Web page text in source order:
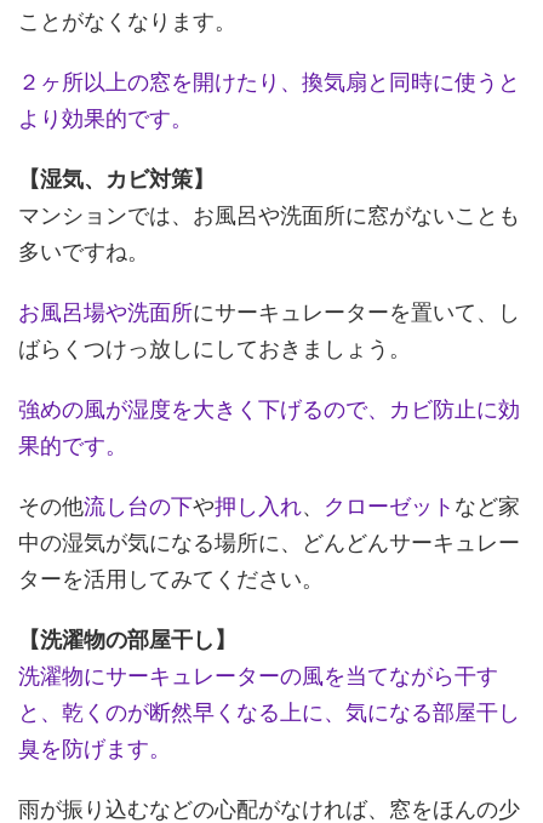
ことがなくなります。
２ヶ所以上の窓を開けたり、換気扇と同時に使うと
より効果的です。
【湿気、カビ対策】
マンションでは、お風呂や洗面所に窓がないことも
多いですね。
お風呂場や洗面所にサーキュレーターを置いて、し
ばらくつけっ放しにしておきましょう。
強めの風が湿度を大きく下げるので、カビ防止に効
果的です。
その他流し台の下や押し入れ、 クローゼット など家
中の湿気が気になる場所に、どんどんサーキュレー
ターを活用してみてください。
【洗濯物の部屋干し】
洗濯物にサーキュレーターの風を当てながら干す
と、乾くのが断然早くなる上に、気になる部屋干し
臭を防げます。
雨が振り込むなどの心配がなければ、窓をほんの少